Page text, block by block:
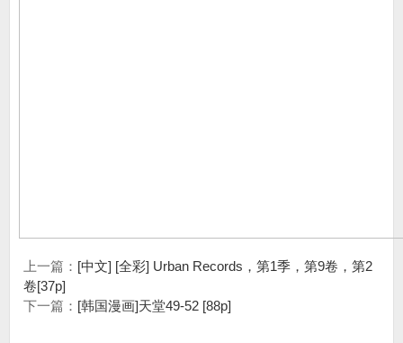
上一篇： [中文] [全彩] Urban Records，第1季，第9卷，第2
卷[37p]
下一篇： [韩国漫画]天堂49-52 [88p]